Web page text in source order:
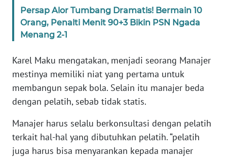
Persap Alor Tumbang Dramatis! Bermain 10
Orang, Penalti Menit 90+3 Bikin PSN Ngada
Menang 2-1
Karel Maku mengatakan, menjadi seorang Manajer
mestinya memiliki niat yang pertama untuk
membangun sepak bola. Selain itu manajer beda
dengan pelatih, sebab tidak statis.
Manajer harus selalu berkonsultasi dengan pelatih
terkait hal-hal yang dibutuhkan pelatih. “pelatih
juga harus bisa menyarankan kepada manajer
WN
BABEL
WN
SUMBAR
WN
WN
BENGKULU